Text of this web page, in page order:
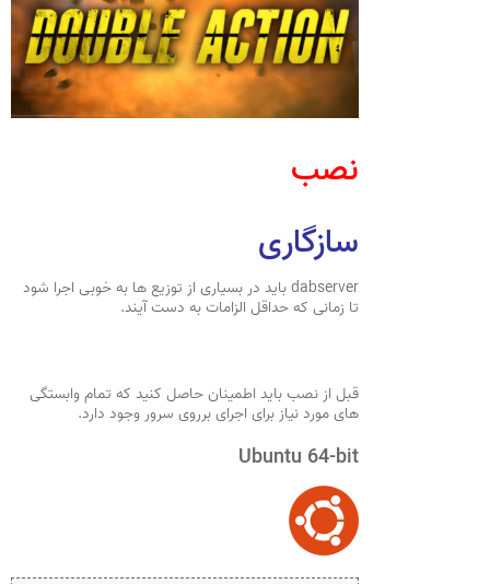
نصب
سازگاری
dabserver باید در بسیاری از توزیع ها به خوبی اجرا شود
تا زمانی که حداقل الزامات به دست آیند.
قبل از نصب باید اطمینان حاصل کنید که تمام وابستگی
های مورد نیاز برای اجرای برروی سرور وجود دارد.
Ubuntu 64-bit